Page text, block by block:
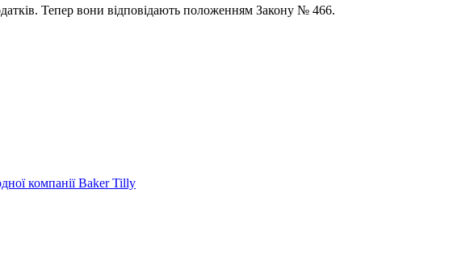
Тепер вони відповідають положенням Закону № 466.
компанії Baker Tilly